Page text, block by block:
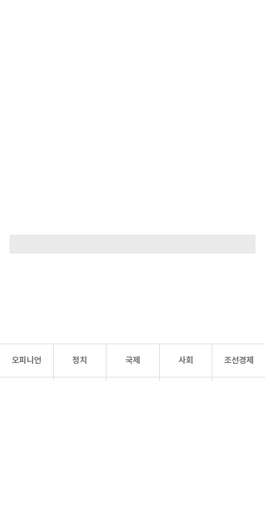
오피니언 정치 국제 사회 조선경제